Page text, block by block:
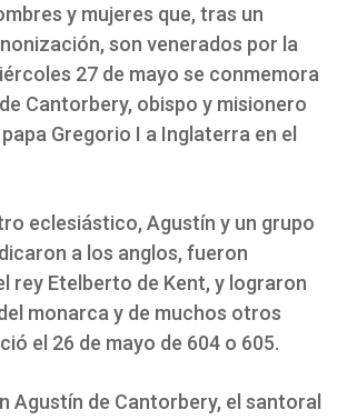
y mujeres que, tras un
son venerados por la
27 de mayo se conmemora
Cantorbery, obispo y misionero
Gregorio I a Inglaterra en el
eclesiástico, Agustín y un grupo
a los anglos, fueron
rey Etelberto de Kent, y lograron
monarca y de muchos otros
el 26 de mayo de 604 o 605.
Agustín de Cantorbery, el santoral